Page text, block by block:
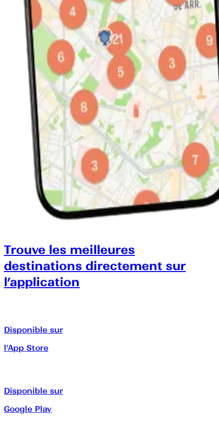
Trouve les meilleures
destinations directement sur
l’application
Disponible sur
l'App Store
Disponible sur
Google Play